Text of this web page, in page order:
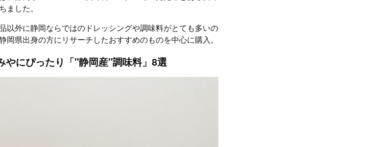
ました。
以外に静岡ならではのドレッシングや調味料がとても多いの
岡県出身の方にリサーチしたおすすめのものを中心に購入。
やにぴったり「"静岡産"調味料」8選